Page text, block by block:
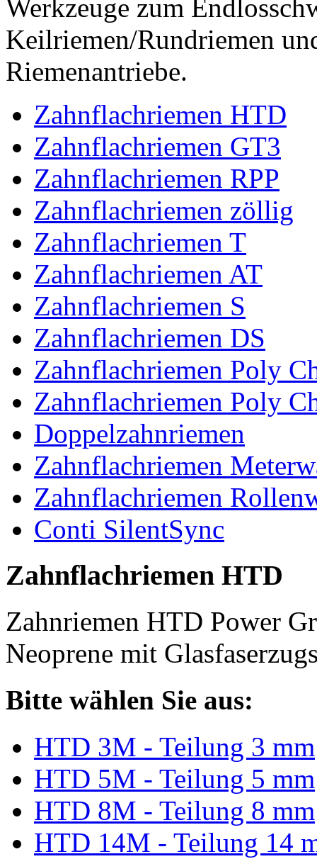
Werkzeuge zum
Keilriemen/Rundriemen
Riemenantriebe.
Zahnflachriemen HTD
Zahnflachriemen GT3
Zahnflachriemen RPP
Zahnflachriemen zöllig
Zahnflachriemen T
Zahnflachriemen AT
Zahnflachriemen S
Zahnflachriemen DS
Zahnflachriemen Poly
Zahnflachriemen Poly
Doppelzahnriemen
Zahnflachriemen
Zahnflachriemen
Conti SilentSync
Zahnflachriemen HTD
Zahnriemen HTD Power
Neoprene mit
Bitte wählen Sie aus:
HTD 3M - Teilung 3 mm
HTD 5M - Teilung 5 mm
HTD 8M - Teilung 8 mm
HTD 14M - Teilung 14